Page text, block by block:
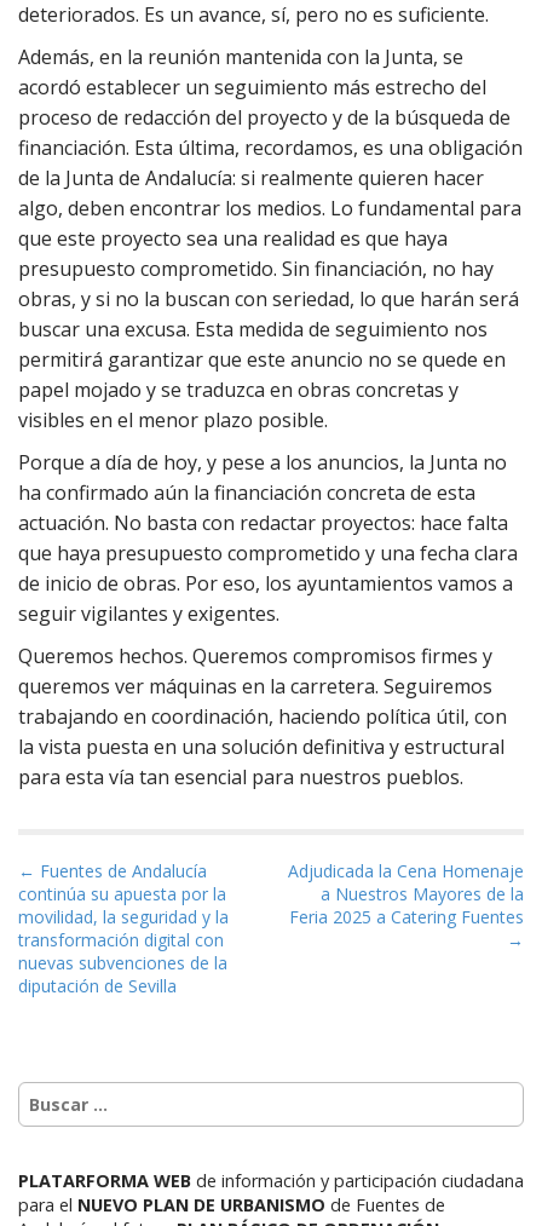
deteriorados. Es un avance, sí, pero no es suficiente.
Además, en la reunión mantenida con la Junta, se
acordó establecer un seguimiento más estrecho del
proceso de redacción del proyecto y de la búsqueda de
financiación. Esta última, recordamos, es una obligación
de la Junta de Andalucía: si realmente quieren hacer
algo, deben encontrar los medios. Lo fundamental para
que este proyecto sea una realidad es que haya
presupuesto comprometido. Sin financiación, no hay
obras, y si no la buscan con seriedad, lo que harán será
buscar una excusa. Esta medida de seguimiento nos
permitirá garantizar que este anuncio no se quede en
papel mojado y se traduzca en obras concretas y
visibles en el menor plazo posible.
Porque a día de hoy, y pese a los anuncios, la Junta no
ha confirmado aún la financiación concreta de esta
actuación. No basta con redactar proyectos: hace falta
que haya presupuesto comprometido y una fecha clara
de inicio de obras. Por eso, los ayuntamientos vamos a
seguir vigilantes y exigentes.
Queremos hechos. Queremos compromisos firmes y
queremos ver máquinas en la carretera. Seguiremos
trabajando en coordinación, haciendo política útil, con
la vista puesta en una solución definitiva y estructural
para esta vía tan esencial para nuestros pueblos.
Navegación de entradas
← Fuentes de Andalucía
continúa su apuesta por la
movilidad, la seguridad y la
transformación digital con
nuevas subvenciones de la
diputación de Sevilla
Adjudicada la Cena Homenaje
a Nuestros Mayores de la
Feria 2025 a Catering Fuentes
→
PLATARFORMA WEB de información y participación ciudadana
para el NUEVO PLAN DE URBANISMO de Fuentes de